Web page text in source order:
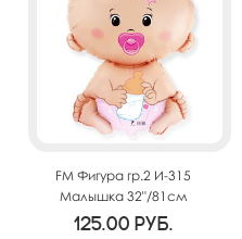
FM Фигура гр.2 И-315
Малышка 32"/81см
125.00 руб.